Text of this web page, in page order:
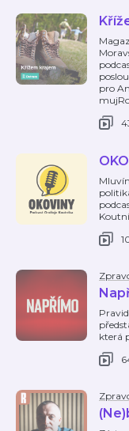
pro
která